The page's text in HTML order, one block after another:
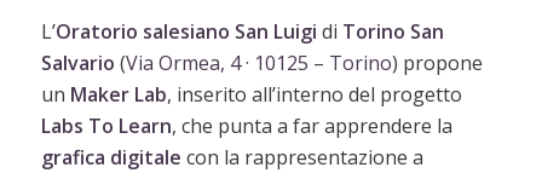
L’Oratorio salesiano San Luigi di Torino San
Salvario (Via Ormea, 4 · 10125 – Torino) propone
un Maker Lab, inserito all’interno del progetto
Labs To Learn, che punta a far apprendere la
grafica digitale con la rappresentazione a